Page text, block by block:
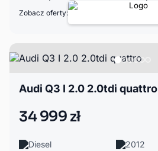
Zobacz oferty:
Audi Q3 I 2.0 2.0tdi quattro
34 999 zł
Diesel
2012